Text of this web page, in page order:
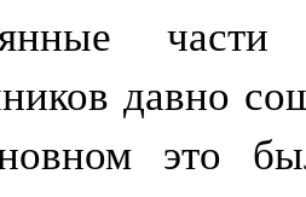
давно
это